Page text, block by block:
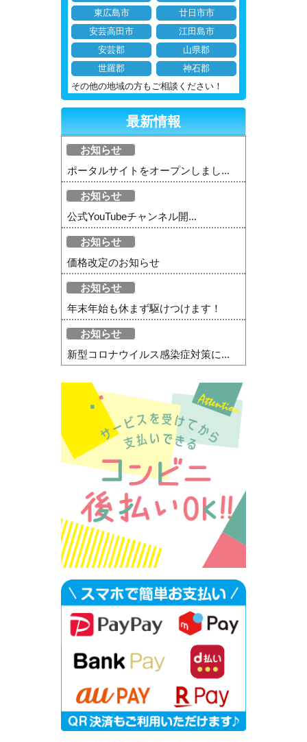
東広島市
廿日市市
安芸高田市
江田島市
安芸郡
山県郡
世羅郡
神石郡
その他の地域の方もご相談ください！
最新情報
お知らせ
ポータルサイトをオープンしまし...
お知らせ
公式YouTubeチャンネル開...
お知らせ
価格改定のお知らせ
お知らせ
年末年始も休まず駆けつけます！
お知らせ
新型コロナウイルス感染症対策に...